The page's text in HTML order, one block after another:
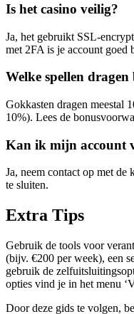
Is het casino veilig?
Ja, het gebruikt SSL-
met 2FA is je account goed
Welke spellen
Gokkasten dragen meestal
10%). Lees de
Kan ik mijn account
Ja, neem contact op met de
te sluiten.
Extra Tips
Gebruik de tools voor
(bijv. €200 per week), een
gebruik de
opties vind je in het menu
Door deze gids te volgen,